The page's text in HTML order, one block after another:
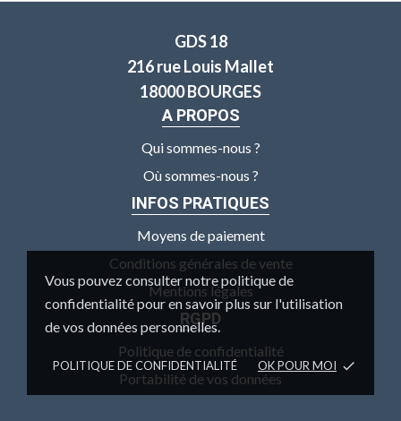
Vous pouvez consulter notre politique de
confidentialité pour en savoir plus sur l'utilisation
de vos données personnelles.
POLITIQUE DE CONFIDENTIALITÉ OK POUR MOI done
GDS 18
216 rue Louis Mallet
18000 BOURGES
A PROPOS
Qui sommes-nous ?
Où sommes-nous ?
INFOS PRATIQUES
Moyens de paiement
Conditions générales de vente
Mentions légales
RGPD
Politique de confidentialité
Portabilité de vos données